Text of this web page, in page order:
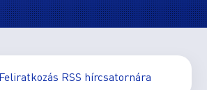
Feliratkozás RSS hírcsatornára